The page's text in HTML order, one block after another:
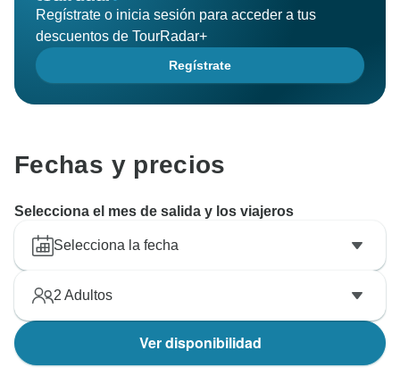
Regístrate o inicia sesión para acceder a tus
descuentos de TourRadar+
Regístrate
Fechas y precios
Selecciona el mes de salida y los viajeros
Selecciona la fecha
2 Adultos
Ver disponibilidad